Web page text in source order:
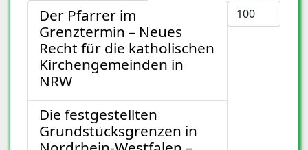
Anzeige #
Der Pfarrer im
Grenztermin – Neues
Recht für die katholischen
Kirchengemeinden in
NRW
Die festgestellten
Grundstücksgrenzen in